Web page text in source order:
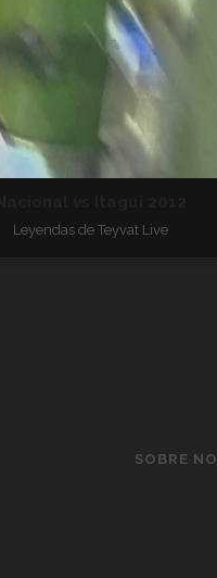
Leyendas de Teyvat Live
SOBRE